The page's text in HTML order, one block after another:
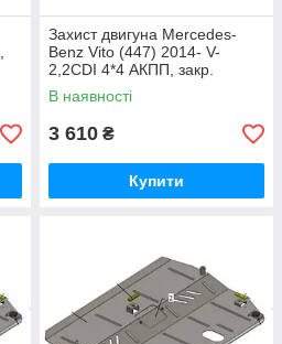
Захист двигуна Mercedes-
Benz Vito (447) 2014- V-
2,2CDI 4*4 АКПП, закр.
двс+рад+кп
В наявності
3 610 ₴
Купити